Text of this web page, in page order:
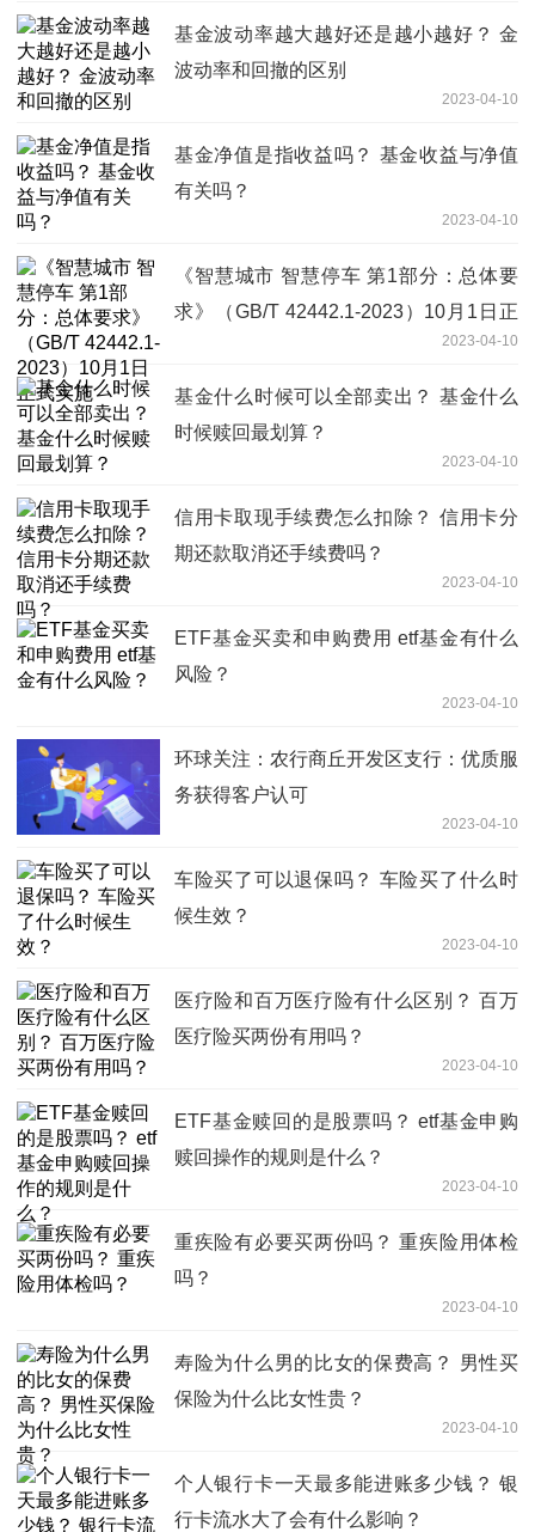
基金波动率越大越好还是越小越好？ 金
波动率和回撤的区别
2023-04-10
基金净值是指收益吗？ 基金收益与净值
有关吗？
2023-04-10
《智慧城市 智慧停车 第1部分：总体要
求》（GB/T 42442.1-2023）10月1日正
2023-04-10
基金什么时候可以全部卖出？ 基金什么
时候赎回最划算？
2023-04-10
信用卡取现手续费怎么扣除？ 信用卡分
期还款取消还手续费吗？
2023-04-10
ETF基金买卖和申购费用 etf基金有什么
风险？
2023-04-10
环球关注：农行商丘开发区支行：优质服
务获得客户认可
2023-04-10
车险买了可以退保吗？ 车险买了什么时
候生效？
2023-04-10
医疗险和百万医疗险有什么区别？ 百万
医疗险买两份有用吗？
2023-04-10
ETF基金赎回的是股票吗？ etf基金申购
赎回操作的规则是什么？
2023-04-10
重疾险有必要买两份吗？ 重疾险用体检
吗？
2023-04-10
寿险为什么男的比女的保费高？ 男性买
保险为什么比女性贵？
2023-04-10
个人银行卡一天最多能进账多少钱？ 银
行卡流水大了会有什么影响？